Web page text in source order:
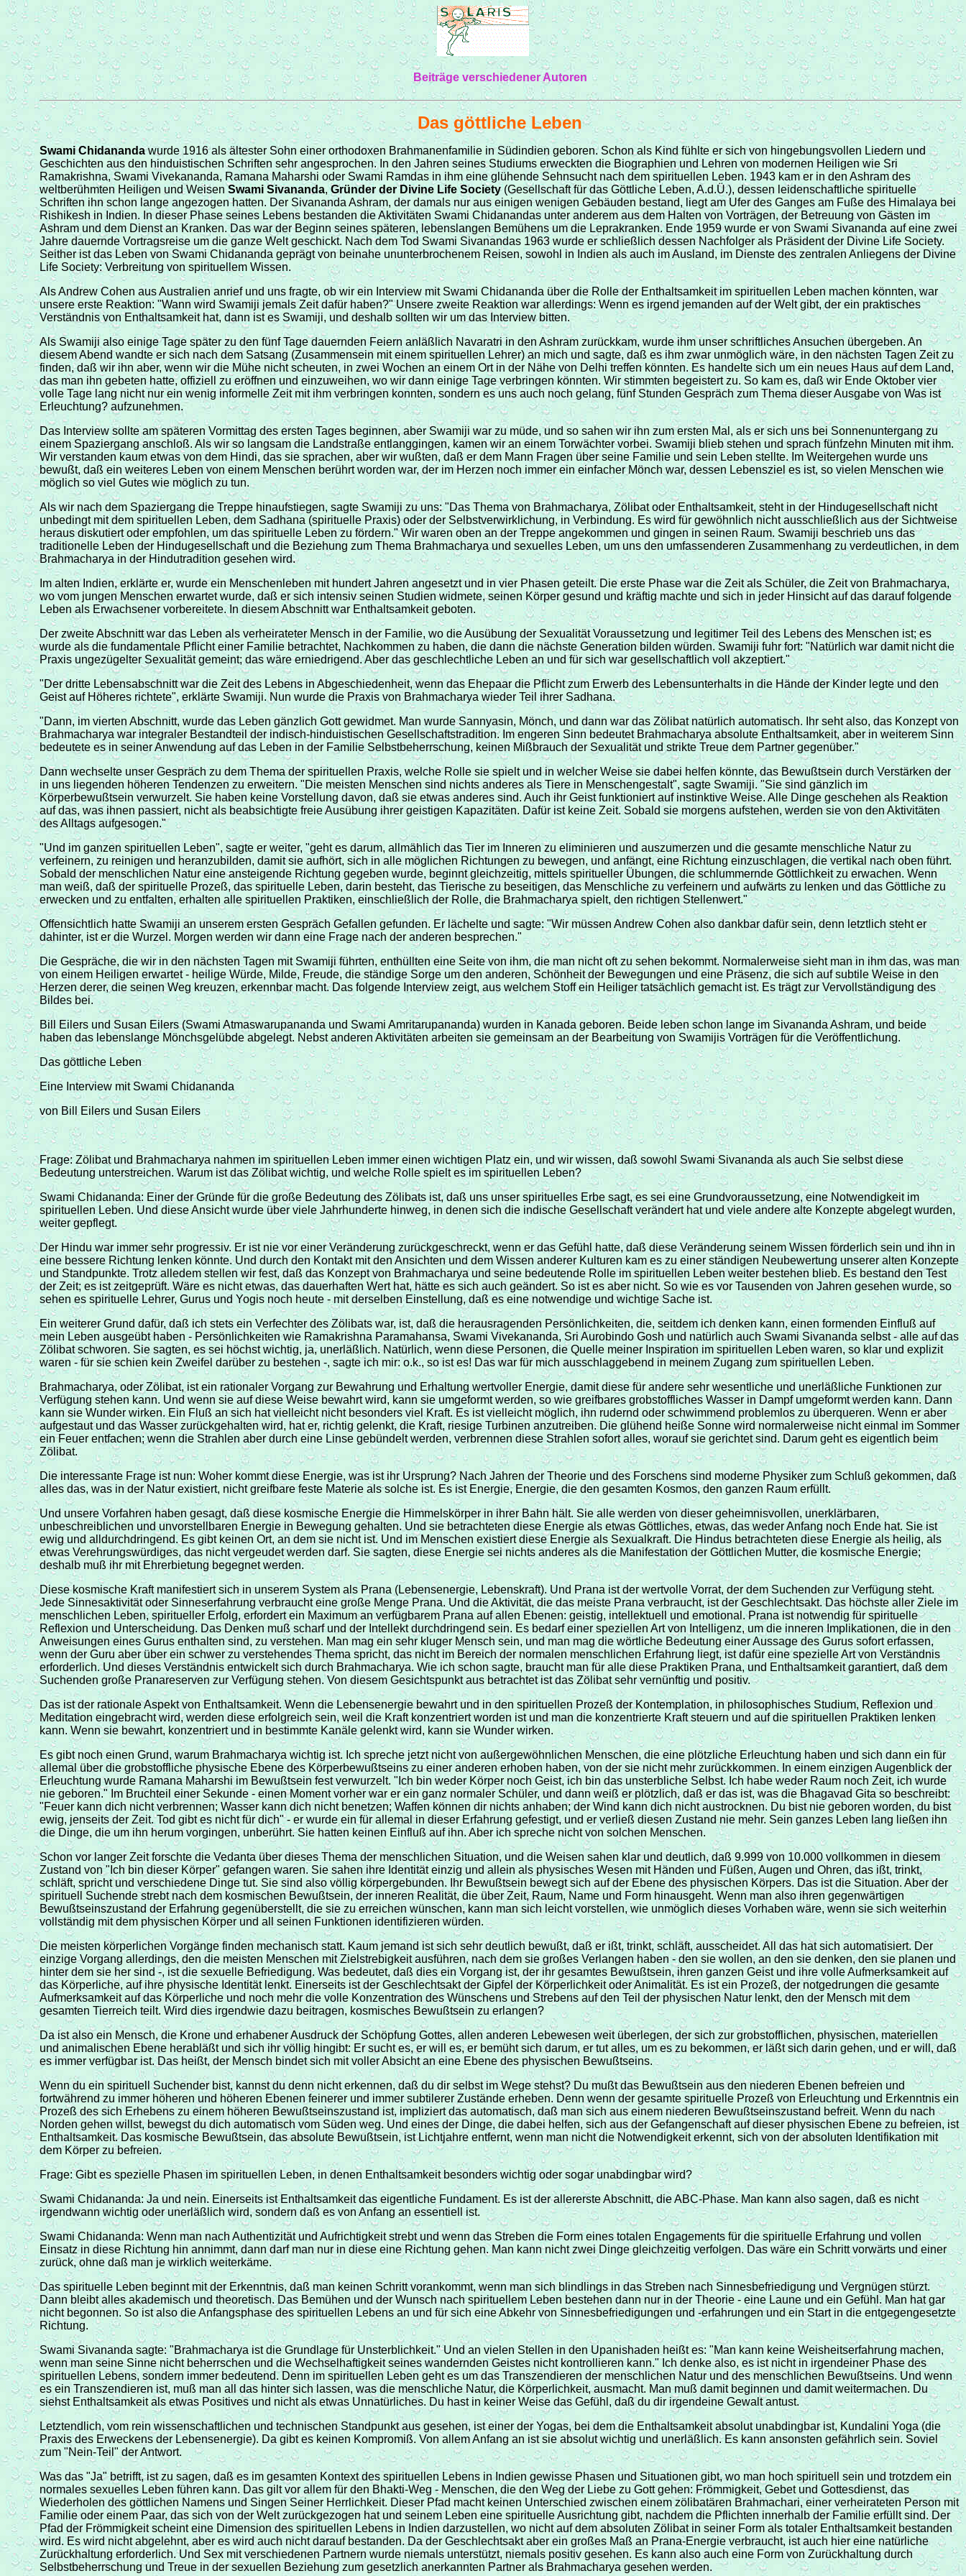
Beiträge verschiedener Autoren
Das göttliche Leben
Swami Chidanandawurde 1916 als ältester Sohn einer orthodoxen Brahmanenfamilie in Südindien geboren. Schon als Kind fühlte er sich von hingebungsvollen Liedern und
Geschichten aus den hinduistischen Schriften sehr angesprochen. In den Jahren seines Studiums erweckten die Biographien und Lehren von modernen Heiligen wie Sri
Ramakrishna, Swami Vivekananda, Ramana Maharshi oder Swami Ramdas in ihm eine glühende Sehnsucht nach dem spirituellen Leben. 1943 kam er in den Ashram des
weltberühmten Heiligen und WeisenSwami Sivananda,Gründer der Divine Life Society(Gesellschaft für das Göttliche Leben, A.d.Ü.), dessen leidenschaftliche spirituelle
Schriften ihn schon lange angezogen hatten. Der Sivananda Ashram, der damals nur aus einigen wenigen Gebäuden bestand, liegt am Ufer des Ganges am Fuße des Himalaya bei
Rishikesh in Indien. In dieser Phase seines Lebens bestanden die Aktivitäten Swami Chidanandas unter anderem aus dem Halten von Vorträgen, der Betreuung von Gästen im
Ashram und dem Dienst an Kranken. Das war der Beginn seines späteren, lebenslangen Bemühens um die Leprakranken. Ende 1959 wurde er von Swami Sivananda auf eine zwei
Jahre dauernde Vortragsreise um die ganze Welt geschickt. Nach dem Tod Swami Sivanandas 1963 wurde er schließlich dessen Nachfolger als Präsident der Divine Life Society.
Seither ist das Leben von Swami Chidananda geprägt von beinahe ununterbrochenem Reisen, sowohl in Indien als auch im Ausland, im Dienste des zentralen Anliegens der Divine
Life Society: Verbreitung von spirituellem Wissen.
Als Andrew Cohen aus Australien anrief und uns fragte, ob wir ein Interview mit Swami Chidananda über die Rolle der Enthaltsamkeit im spirituellen Leben machen könnten, war
unsere erste Reaktion: "Wann wird Swamiji jemals Zeit dafür haben?" Unsere zweite Reaktion war allerdings: Wenn es irgend jemanden auf der Welt gibt, der ein praktisches
Verständnis von Enthaltsamkeit hat, dann ist es Swamiji, und deshalb sollten wir um das Interview bitten.
Als Swamiji also einige Tage später zu den fünf Tage dauernden Feiern anläßlich Navaratri in den Ashram zurückkam, wurde ihm unser schriftliches Ansuchen übergeben. An
diesem Abend wandte er sich nach dem Satsang (Zusammensein mit einem spirituellen Lehrer) an mich und sagte, daß es ihm zwar unmöglich wäre, in den nächsten Tagen Zeit zu
finden, daß wir ihn aber, wenn wir die Mühe nicht scheuten, in zwei Wochen an einem Ort in der Nähe von Delhi treffen könnten. Es handelte sich um ein neues Haus auf dem Land,
das man ihn gebeten hatte, offiziell zu eröffnen und einzuweihen, wo wir dann einige Tage verbringen könnten. Wir stimmten begeistert zu. So kam es, daß wir Ende Oktober vier
volle Tage lang nicht nur ein wenig informelle Zeit mit ihm verbringen konnten, sondern es uns auch noch gelang, fünf Stunden Gespräch zum Thema dieser Ausgabe von Was ist
Erleuchtung? aufzunehmen.
Das Interview sollte am späteren Vormittag des ersten Tages beginnen, aber Swamiji war zu müde, und so sahen wir ihn zum ersten Mal, als er sich uns bei Sonnenuntergang zu
einem Spaziergang anschloß. Als wir so langsam die Landstraße entlanggingen, kamen wir an einem Torwächter vorbei. Swamiji blieb stehen und sprach fünfzehn Minuten mit ihm.
Wir verstanden kaum etwas von dem Hindi, das sie sprachen, aber wir wußten, daß er dem Mann Fragen über seine Familie und sein Leben stellte. Im Weitergehen wurde uns
bewußt, daß ein weiteres Leben von einem Menschen berührt worden war, der im Herzen noch immer ein einfacher Mönch war, dessen Lebensziel es ist, so vielen Menschen wie
möglich so viel Gutes wie möglich zu tun.
Als wir nach dem Spaziergang die Treppe hinaufstiegen, sagte Swamiji zu uns: "Das Thema von Brahmacharya, Zölibat oder Enthaltsamkeit, steht in der Hindugesellschaft nicht
unbedingt mit dem spirituellen Leben, dem Sadhana (spirituelle Praxis) oder der Selbstverwirklichung, in Verbindung. Es wird für gewöhnlich nicht ausschließlich aus der Sichtweise
heraus diskutiert oder empfohlen, um das spirituelle Leben zu fördern." Wir waren oben an der Treppe angekommen und gingen in seinen Raum. Swamiji beschrieb uns das
traditionelle Leben der Hindugesellschaft und die Beziehung zum Thema Brahmacharya und sexuelles Leben, um uns den umfassenderen Zusammenhang zu verdeutlichen, in dem
Brahmacharya in der Hindutradition gesehen wird.
Im alten Indien, erklärte er, wurde ein Menschenleben mit hundert Jahren angesetzt und in vier Phasen geteilt. Die erste Phase war die Zeit als Schüler, die Zeit von Brahmacharya,
wo vom jungen Menschen erwartet wurde, daß er sich intensiv seinen Studien widmete, seinen Körper gesund und kräftig machte und sich in jeder Hinsicht auf das darauf folgende
Leben als Erwachsener vorbereitete. In diesem Abschnitt war Enthaltsamkeit geboten.
Der zweite Abschnitt war das Leben als verheirateter Mensch in der Familie, wo die Ausübung der Sexualität Voraussetzung und legitimer Teil des Lebens des Menschen ist; es
wurde als die fundamentale Pflicht einer Familie betrachtet, Nachkommen zu haben, die dann die nächste Generation bilden würden. Swamiji fuhr fort: "Natürlich war damit nicht die
Praxis ungezügelter Sexualität gemeint; das wäre erniedrigend. Aber das geschlechtliche Leben an und für sich war gesellschaftlich voll akzeptiert."
"Der dritte Lebensabschnitt war die Zeit des Lebens in Abgeschiedenheit, wenn das Ehepaar die Pflicht zum Erwerb des Lebensunterhalts in die Hände der Kinder legte und den
Geist auf Höheres richtete", erklärte Swamiji. Nun wurde die Praxis von Brahmacharya wieder Teil ihrer Sadhana.
"Dann, im vierten Abschnitt, wurde das Leben gänzlich Gott gewidmet. Man wurde Sannyasin, Mönch, und dann war das Zölibat natürlich automatisch. Ihr seht also, das Konzept von
Brahmacharya war integraler Bestandteil der indisch-hinduistischen Gesellschaftstradition. Im engeren Sinn bedeutet Brahmacharya absolute Enthaltsamkeit, aber in weiterem Sinn
bedeutete es in seiner Anwendung auf das Leben in der Familie Selbstbeherrschung, keinen Mißbrauch der Sexualität und strikte Treue dem Partner gegenüber."
Dann wechselte unser Gespräch zu dem Thema der spirituellen Praxis, welche Rolle sie spielt und in welcher Weise sie dabei helfen könnte, das Bewußtsein durch Verstärken der
in uns liegenden höheren Tendenzen zu erweitern. "Die meisten Menschen sind nichts anderes als Tiere in Menschengestalt", sagte Swamiji. "Sie sind gänzlich im
Körperbewußtsein verwurzelt. Sie haben keine Vorstellung davon, daß sie etwas anderes sind. Auch ihr Geist funktioniert auf instinktive Weise. Alle Dinge geschehen als Reaktion
auf das, was ihnen passiert, nicht als beabsichtigte freie Ausübung ihrer geistigen Kapazitäten. Dafür ist keine Zeit. Sobald sie morgens aufstehen, werden sie von den Aktivitäten
des Alltags aufgesogen."
"Und im ganzen spirituellen Leben", sagte er weiter, "geht es darum, allmählich das Tier im Inneren zu eliminieren und auszumerzen und die gesamte menschliche Natur zu
verfeinern, zu reinigen und heranzubilden, damit sie aufhört, sich in alle möglichen Richtungen zu bewegen, und anfängt, eine Richtung einzuschlagen, die vertikal nach oben führt.
Sobald der menschlichen Natur eine ansteigende Richtung gegeben wurde, beginnt gleichzeitig, mittels spiritueller Übungen, die schlummernde Göttlichkeit zu erwachen. Wenn
man weiß, daß der spirituelle Prozeß, das spirituelle Leben, darin besteht, das Tierische zu beseitigen, das Menschliche zu verfeinern und aufwärts zu lenken und das Göttliche zu
erwecken und zu entfalten, erhalten alle spirituellen Praktiken, einschließlich der Rolle, die Brahmacharya spielt, den richtigen Stellenwert."
Offensichtlich hatte Swamiji an unserem ersten Gespräch Gefallen gefunden. Er lächelte und sagte: "Wir müssen Andrew Cohen also dankbar dafür sein, denn letztlich steht er
dahinter, ist er die Wurzel. Morgen werden wir dann eine Frage nach der anderen besprechen."
Die Gespräche, die wir in den nächsten Tagen mit Swamiji führten, enthüllten eine Seite von ihm, die man nicht oft zu sehen bekommt. Normalerweise sieht man in ihm das, was man
von einem Heiligen erwartet - heilige Würde, Milde, Freude, die ständige Sorge um den anderen, Schönheit der Bewegungen und eine Präsenz, die sich auf subtile Weise in den
Herzen derer, die seinen Weg kreuzen, erkennbar macht. Das folgende Interview zeigt, aus welchem Stoff ein Heiliger tatsächlich gemacht ist. Es trägt zur Vervollständigung des
Bildes bei.
Bill Eilers und Susan Eilers (Swami Atmaswarupananda und Swami Amritarupananda) wurden in Kanada geboren. Beide leben schon lange im Sivananda Ashram, und beide
haben das lebenslange Mönchsgelübde abgelegt. Nebst anderen Aktivitäten arbeiten sie gemeinsam an der Bearbeitung von Swamijis Vorträgen für die Veröffentlichung.
Das göttliche Leben
Eine Interview mit Swami Chidananda
von Bill Eilers und Susan Eilers
Frage: Zölibat und Brahmacharya nahmen im spirituellen Leben immer einen wichtigen Platz ein, und wir wissen, daß sowohl Swami Sivananda als auch Sie selbst diese
Bedeutung unterstreichen. Warum ist das Zölibat wichtig, und welche Rolle spielt es im spirituellen Leben?
Swami Chidananda: Einer der Gründe für die große Bedeutung des Zölibats ist, daß uns unser spirituelles Erbe sagt, es sei eine Grundvoraussetzung, eine Notwendigkeit im
spirituellen Leben. Und diese Ansicht wurde über viele Jahrhunderte hinweg, in denen sich die indische Gesellschaft verändert hat und viele andere alte Konzepte abgelegt wurden,
weiter gepflegt.
Der Hindu war immer sehr progressiv. Er ist nie vor einer Veränderung zurückgeschreckt, wenn er das Gefühl hatte, daß diese Veränderung seinem Wissen förderlich sein und ihn in
eine bessere Richtung lenken könnte. Und durch den Kontakt mit den Ansichten und dem Wissen anderer Kulturen kam es zu einer ständigen Neubewertung unserer alten Konzepte
und Standpunkte. Trotz alledem stellen wir fest, daß das Konzept von Brahmacharya und seine bedeutende Rolle im spirituellen Leben weiter bestehen blieb. Es bestand den Test
der Zeit; es ist zeitgeprüft. Wäre es nicht etwas, das dauerhaften Wert hat, hätte es sich auch geändert. So ist es aber nicht. So wie es vor Tausenden von Jahren gesehen wurde, so
sehen es spirituelle Lehrer, Gurus und Yogis noch heute - mit derselben Einstellung, daß es eine notwendige und wichtige Sache ist.
Ein weiterer Grund dafür, daß ich stets ein Verfechter des Zölibats war, ist, daß die herausragenden Persönlichkeiten, die, seitdem ich denken kann, einen formenden Einfluß auf
mein Leben ausgeübt haben - Persönlichkeiten wie Ramakrishna Paramahansa, Swami Vivekananda, Sri Aurobindo Gosh und natürlich auch Swami Sivananda selbst - alle auf das
Zölibat schworen. Sie sagten, es sei höchst wichtig, ja, unerläßlich. Natürlich, wenn diese Personen, die Quelle meiner Inspiration im spirituellen Leben waren, so klar und explizit
waren - für sie schien kein Zweifel darüber zu bestehen -, sagte ich mir: o.k., so ist es! Das war für mich ausschlaggebend in meinem Zugang zum spirituellen Leben.
Brahmacharya, oder Zölibat, ist ein rationaler Vorgang zur Bewahrung und Erhaltung wertvoller Energie, damit diese für andere sehr wesentliche und unerläßliche Funktionen zur
Verfügung stehen kann. Und wenn sie auf diese Weise bewahrt wird, kann sie umgeformt werden, so wie greifbares grobstoffliches Wasser in Dampf umgeformt werden kann. Dann
kann sie Wunder wirken. Ein Fluß an sich hat vielleicht nicht besonders viel Kraft. Es ist vielleicht möglich, ihn rudernd oder schwimmend problemlos zu überqueren. Wenn er aber
aufgestaut und das Wasser zurückgehalten wird, hat er, richtig gelenkt, die Kraft, riesige Turbinen anzutreiben. Die glühend heiße Sonne wird normalerweise nicht einmal im Sommer
ein Feuer entfachen; wenn die Strahlen aber durch eine Linse gebündelt werden, verbrennen diese Strahlen sofort alles, worauf sie gerichtet sind. Darum geht es eigentlich beim
Zölibat.
Die interessante Frage ist nun: Woher kommt diese Energie, was ist ihr Ursprung? Nach Jahren der Theorie und des Forschens sind moderne Physiker zum Schluß gekommen, daß
alles das, was in der Natur existiert, nicht greifbare feste Materie als solche ist. Es ist Energie, Energie, die den gesamten Kosmos, den ganzen Raum erfüllt.
Und unsere Vorfahren haben gesagt, daß diese kosmische Energie die Himmelskörper in ihrer Bahn hält. Sie alle werden von dieser geheimnisvollen, unerklärbaren,
unbeschreiblichen und unvorstellbaren Energie in Bewegung gehalten. Und sie betrachteten diese Energie als etwas Göttliches, etwas, das weder Anfang noch Ende hat. Sie ist
ewig und alldurchdringend. Es gibt keinen Ort, an dem sie nicht ist. Und im Menschen existiert diese Energie als Sexualkraft. Die Hindus betrachteten diese Energie als heilig, als
etwas Verehrungswürdiges, das nicht vergeudet werden darf. Sie sagten, diese Energie sei nichts anderes als die Manifestation der Göttlichen Mutter, die kosmische Energie;
deshalb muß ihr mit Ehrerbietung begegnet werden.
Diese kosmische Kraft manifestiert sich in unserem System als Prana (Lebensenergie, Lebenskraft). Und Prana ist der wertvolle Vorrat, der dem Suchenden zur Verfügung steht.
Jede Sinnesaktivität oder Sinneserfahrung verbraucht eine große Menge Prana. Und die Aktivität, die das meiste Prana verbraucht, ist der Geschlechtsakt. Das höchste aller Ziele im
menschlichen Leben, spiritueller Erfolg, erfordert ein Maximum an verfügbarem Prana auf allen Ebenen: geistig, intellektuell und emotional. Prana ist notwendig für spirituelle
Reflexion und Unterscheidung. Das Denken muß scharf und der Intellekt durchdringend sein. Es bedarf einer speziellen Art von Intelligenz, um die inneren Implikationen, die in den
Anweisungen eines Gurus enthalten sind, zu verstehen. Man mag ein sehr kluger Mensch sein, und man mag die wörtliche Bedeutung einer Aussage des Gurus sofort erfassen,
wenn der Guru aber über ein schwer zu verstehendes Thema spricht, das nicht im Bereich der normalen menschlichen Erfahrung liegt, ist dafür eine spezielle Art von Verständnis
erforderlich. Und dieses Verständnis entwickelt sich durch Brahmacharya. Wie ich schon sagte, braucht man für alle diese Praktiken Prana, und Enthaltsamkeit garantiert, daß dem
Suchenden große Pranareserven zur Verfügung stehen. Von diesem Gesichtspunkt aus betrachtet ist das Zölibat sehr vernünftig und positiv.
Das ist der rationale Aspekt von Enthaltsamkeit. Wenn die Lebensenergie bewahrt und in den spirituellen Prozeß der Kontemplation, in philosophisches Studium, Reflexion und
Meditation eingebracht wird, werden diese erfolgreich sein, weil die Kraft konzentriert worden ist und man die konzentrierte Kraft steuern und auf die spirituellen Praktiken lenken
kann. Wenn sie bewahrt, konzentriert und in bestimmte Kanäle gelenkt wird, kann sie Wunder wirken.
Es gibt noch einen Grund, warum Brahmacharya wichtig ist. Ich spreche jetzt nicht von außergewöhnlichen Menschen, die eine plötzliche Erleuchtung haben und sich dann ein für
allemal über die grobstoffliche physische Ebene des Körperbewußtseins zu einer anderen erhoben haben, von der sie nicht mehr zurückkommen. In einem einzigen Augenblick der
Erleuchtung wurde Ramana Maharshi im Bewußtsein fest verwurzelt. "Ich bin weder Körper noch Geist, ich bin das unsterbliche Selbst. Ich habe weder Raum noch Zeit, ich wurde
nie geboren." Im Bruchteil einer Sekunde - einen Moment vorher war er ein ganz normaler Schüler, und dann weiß er plötzlich, daß er das ist, was die Bhagavad Gita so beschreibt:
"Feuer kann dich nicht verbrennen; Wasser kann dich nicht benetzen; Waffen können dir nichts anhaben; der Wind kann dich nicht austrocknen. Du bist nie geboren worden, du bist
ewig, jenseits der Zeit. Tod gibt es nicht für dich" - er wurde ein für allemal in dieser Erfahrung gefestigt, und er verließ diesen Zustand nie mehr. Sein ganzes Leben lang ließen ihn
die Dinge, die um ihn herum vorgingen, unberührt. Sie hatten keinen Einfluß auf ihn. Aber ich spreche nicht von solchen Menschen.
Schon vor langer Zeit forschte die Vedanta über dieses Thema der menschlichen Situation, und die Weisen sahen klar und deutlich, daß 9.999 von 10.000 vollkommen in diesem
Zustand von "Ich bin dieser Körper" gefangen waren. Sie sahen ihre Identität einzig und allein als physisches Wesen mit Händen und Füßen, Augen und Ohren, das ißt, trinkt,
schläft, spricht und verschiedene Dinge tut. Sie sind also völlig körpergebunden. Ihr Bewußtsein bewegt sich auf der Ebene des physischen Körpers. Das ist die Situation. Aber der
spirituell Suchende strebt nach dem kosmischen Bewußtsein, der inneren Realität, die über Zeit, Raum, Name und Form hinausgeht. Wenn man also ihren gegenwärtigen
Bewußtseinszustand der Erfahrung gegenüberstellt, die sie zu erreichen wünschen, kann man sich leicht vorstellen, wie unmöglich dieses Vorhaben wäre, wenn sie sich weiterhin
vollständig mit dem physischen Körper und all seinen Funktionen identifizieren würden.
Die meisten körperlichen Vorgänge finden mechanisch statt. Kaum jemand ist sich sehr deutlich bewußt, daß er ißt, trinkt, schläft, ausscheidet. All das hat sich automatisiert. Der
einzige Vorgang allerdings, den die meisten Menschen mit Zielstrebigkeit ausführen, nach dem sie großes Verlangen haben - den sie wollen, an den sie denken, den sie planen und
hinter dem sie her sind -, ist die sexuelle Befriedigung. Was bedeutet, daß dies ein Vorgang ist, der ihr gesamtes Bewußtsein, ihren ganzen Geist und ihre volle Aufmerksamkeit auf
das Körperliche, auf ihre physische Identität lenkt. Einerseits ist der Geschlechtsakt der Gipfel der Körperlichkeit oder Animalität. Es ist ein Prozeß, der notgedrungen die gesamte
Aufmerksamkeit auf das Körperliche und noch mehr die volle Konzentration des Wünschens und Strebens auf den Teil der physischen Natur lenkt, den der Mensch mit dem
gesamten Tierreich teilt. Wird dies irgendwie dazu beitragen, kosmisches Bewußtsein zu erlangen?
Da ist also ein Mensch, die Krone und erhabener Ausdruck der Schöpfung Gottes, allen anderen Lebewesen weit überlegen, der sich zur grobstofflichen, physischen, materiellen
und animalischen Ebene herabläßt und sich ihr völlig hingibt: Er sucht es, er will es, er bemüht sich darum, er tut alles, um es zu bekommen, er läßt sich darin gehen, und er will, daß
es immer verfügbar ist. Das heißt, der Mensch bindet sich mit voller Absicht an eine Ebene des physischen Bewußtseins.
Wenn du ein spirituell Suchender bist, kannst du denn nicht erkennen, daß du dir selbst im Wege stehst? Du mußt das Bewußtsein aus den niederen Ebenen befreien und
fortwährend zu immer höheren und höheren Ebenen feinerer und immer subtilerer Zustände erheben. Denn wenn der gesamte spirituelle Prozeß von Erleuchtung und Erkenntnis ein
Prozeß des sich Erhebens zu einem höheren Bewußtseinszustand ist, impliziert das automatisch, daß man sich aus einem niederen Bewußtseinszustand befreit. Wenn du nach
Norden gehen willst, bewegst du dich automatisch vom Süden weg. Und eines der Dinge, die dabei helfen, sich aus der Gefangenschaft auf dieser physischen Ebene zu befreien, ist
Enthaltsamkeit. Das kosmische Bewußtsein, das absolute Bewußtsein, ist Lichtjahre entfernt, wenn man nicht die Notwendigkeit erkennt, sich von der absoluten Identifikation mit
dem Körper zu befreien.
Frage: Gibt es spezielle Phasen im spirituellen Leben, in denen Enthaltsamkeit besonders wichtig oder sogar unabdingbar wird?
Swami Chidananda: Ja und nein. Einerseits ist Enthaltsamkeit das eigentliche Fundament. Es ist der allererste Abschnitt, die ABC-Phase. Man kann also sagen, daß es nicht
irgendwann wichtig oder unerläßlich wird, sondern daß es von Anfang an essentiell ist.
Swami Chidananda: Wenn man nach Authentizität und Aufrichtigkeit strebt und wenn das Streben die Form eines totalen Engagements für die spirituelle Erfahrung und vollen
Einsatz in diese Richtung hin annimmt, dann darf man nur in diese eine Richtung gehen. Man kann nicht zwei Dinge gleichzeitig verfolgen. Das wäre ein Schritt vorwärts und einer
zurück, ohne daß man je wirklich weiterkäme.
Das spirituelle Leben beginnt mit der Erkenntnis, daß man keinen Schritt vorankommt, wenn man sich blindlings in das Streben nach Sinnesbefriedigung und Vergnügen stürzt.
Dann bleibt alles akademisch und theoretisch. Das Bemühen und der Wunsch nach spirituellem Leben bestehen dann nur in der Theorie - eine Laune und ein Gefühl. Man hat gar
nicht begonnen. So ist also die Anfangsphase des spirituellen Lebens an und für sich eine Abkehr von Sinnesbefriedigungen und -erfahrungen und ein Start in die entgegengesetzte
Richtung.
Swami Sivananda sagte: "Brahmacharya ist die Grundlage für Unsterblichkeit." Und an vielen Stellen in den Upanishaden heißt es: "Man kann keine Weisheitserfahrung machen,
wenn man seine Sinne nicht beherrschen und die Wechselhaftigkeit seines wandernden Geistes nicht kontrollieren kann." Ich denke also, es ist nicht in irgendeiner Phase des
spirituellen Lebens, sondern immer bedeutend. Denn im spirituellen Leben geht es um das Transzendieren der menschlichen Natur und des menschlichen Bewußtseins. Und wenn
es ein Transzendieren ist, muß man all das hinter sich lassen, was die menschliche Natur, die Körperlichkeit, ausmacht. Man muß damit beginnen und damit weitermachen. Du
siehst Enthaltsamkeit als etwas Positives und nicht als etwas Unnatürliches. Du hast in keiner Weise das Gefühl, daß du dir irgendeine Gewalt antust.
Letztendlich, vom rein wissenschaftlichen und technischen Standpunkt aus gesehen, ist einer der Yogas, bei dem die Enthaltsamkeit absolut unabdingbar ist, Kundalini Yoga (die
Praxis des Erweckens der Lebensenergie). Da gibt es keinen Kompromiß. Von allem Anfang an ist sie absolut wichtig und unerläßlich. Es kann ansonsten gefährlich sein. Soviel
zum "Nein-Teil" der Antwort.
Was das "Ja" betrifft, ist zu sagen, daß es im gesamten Kontext des spirituellen Lebens in Indien gewisse Phasen und Situationen gibt, wo man hoch spirituell sein und trotzdem ein
normales sexuelles Leben führen kann. Das gilt vor allem für den Bhakti-Weg - Menschen, die den Weg der Liebe zu Gott gehen: Frömmigkeit, Gebet und Gottesdienst, das
Wiederholen des göttlichen Namens und Singen Seiner Herrlichkeit. Dieser Pfad macht keinen Unterschied zwischen einem zölibatären Brahmachari, einer verheirateten Person mit
Familie oder einem Paar, das sich von der Welt zurückgezogen hat und seinem Leben eine spirituelle Ausrichtung gibt, nachdem die Pflichten innerhalb der Familie erfüllt sind. Der
Pfad der Frömmigkeit scheint eine Dimension des spirituellen Lebens in Indien darzustellen, wo nicht auf dem absoluten Zölibat in seiner Form als totaler Enthaltsamkeit bestanden
wird. Es wird nicht abgelehnt, aber es wird auch nicht darauf bestanden. Da der Geschlechtsakt aber ein großes Maß an Prana-Energie verbraucht, ist auch hier eine natürliche
Zurückhaltung erforderlich. Und Sex mit verschiedenen Partnern wurde niemals unterstützt, niemals positiv gesehen. Es kann also auch eine Form von Zurückhaltung durch
Selbstbeherrschung und Treue in der sexuellen Beziehung zum gesetzlich anerkannten Partner als Brahmacharya gesehen werden.